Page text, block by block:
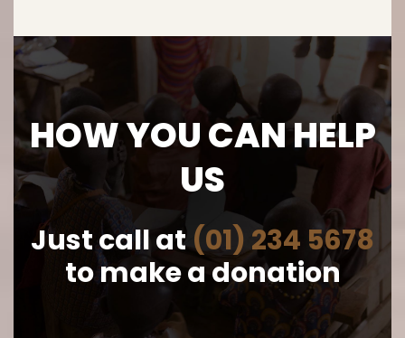
HOW YOU CAN HELP
US
Just call at(01) 234 5678
to make a donation